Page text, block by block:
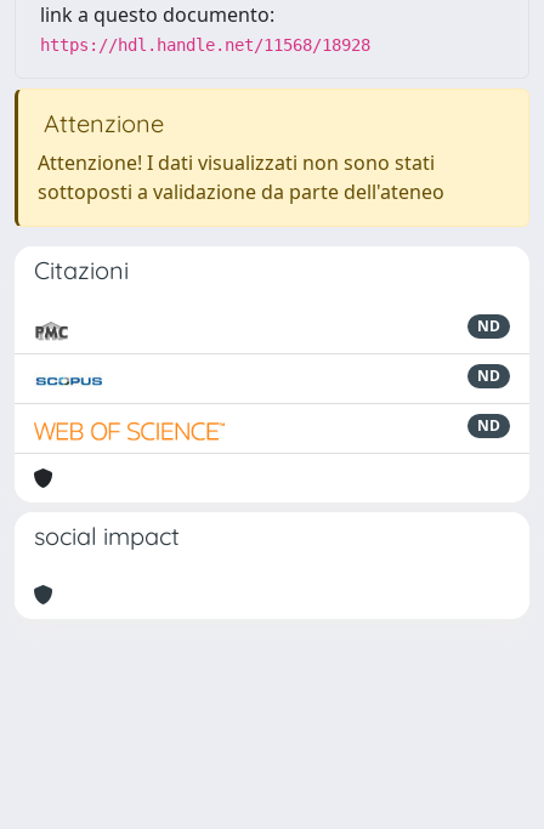
link a questo documento:
https://hdl.handle.net/11568/18928
Attenzione
Attenzione! I dati visualizzati non sono stati
sottoposti a validazione da parte dell'ateneo
Citazioni
ND
ND
ND
social impact